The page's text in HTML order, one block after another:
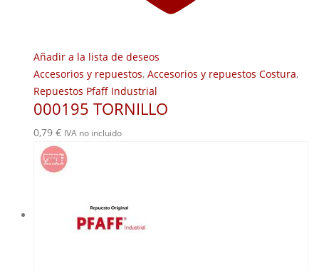
Añadir a la lista de deseos
Accesorios y repuestos, Accesorios y repuestos Costura,
Repuestos Pfaff Industrial
000195 TORNILLO
0,79 € IVA no incluido